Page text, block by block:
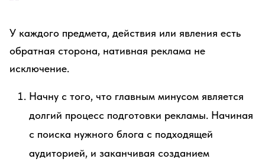
У каждого предмета, действия или явления есть
обратная сторона, нативная реклама не
исключение.
Начну с того, что главным минусом является
долгий процесс подготовки рекламы. Начиная
с поиска нужного блога с подходящей
аудиторией, и заканчивая созданием